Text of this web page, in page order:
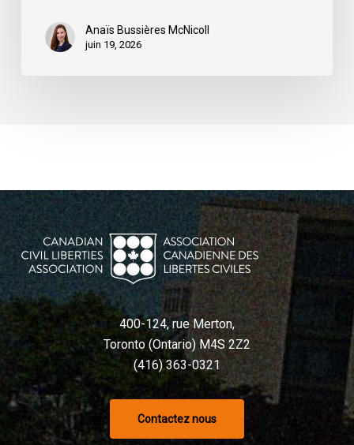
Québec
Anaïs Bussières McNicoll
juin 19, 2026
400-124, rue Merton,
Toronto (Ontario) M4S 2Z2
(416) 363-0321
Contactez nous